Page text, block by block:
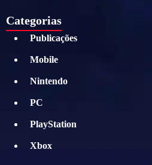
Categorias
Publicações
Mobile
Nintendo
PC
PlayStation
Xbox